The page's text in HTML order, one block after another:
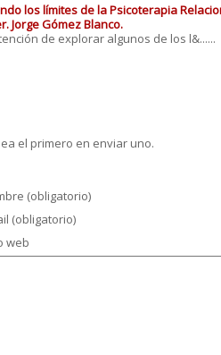
los límites de la Psicoterapia
Jorge Gómez Blanco.
de explorar algunos de los l&......
el primero en enviar uno.
(obligatorio)
(obligatorio)
web